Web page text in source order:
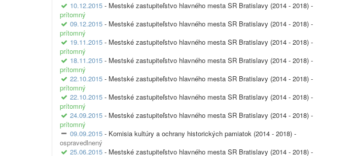
10.12.2015 - Mestské zastupiteľstvo hlavného mesta SR Bratislavy (2014 - 2018) -
prítomný
09.12.2015 - Mestské zastupiteľstvo hlavného mesta SR Bratislavy (2014 - 2018) -
prítomný
19.11.2015 - Mestské zastupiteľstvo hlavného mesta SR Bratislavy (2014 - 2018) -
prítomný
18.11.2015 - Mestské zastupiteľstvo hlavného mesta SR Bratislavy (2014 - 2018) -
prítomný
22.10.2015 - Mestské zastupiteľstvo hlavného mesta SR Bratislavy (2014 - 2018) -
prítomný
22.10.2015 - Mestské zastupiteľstvo hlavného mesta SR Bratislavy (2014 - 2018) -
prítomný
24.09.2015 - Mestské zastupiteľstvo hlavného mesta SR Bratislavy (2014 - 2018) -
prítomný
09.09.2015 - Komisia kultúry a ochrany historických pamiatok (2014 - 2018) -
ospravedlnený
25.06.2015 - Mestské zastupiteľstvo hlavného mesta SR Bratislavy (2014 - 2018) -